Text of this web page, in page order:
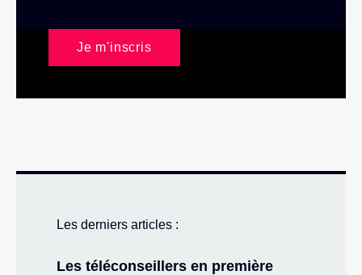
Je m'inscris
Les derniers articles :
Les téléconseillers en première